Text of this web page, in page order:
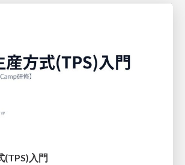
(TPS)⼊⾨